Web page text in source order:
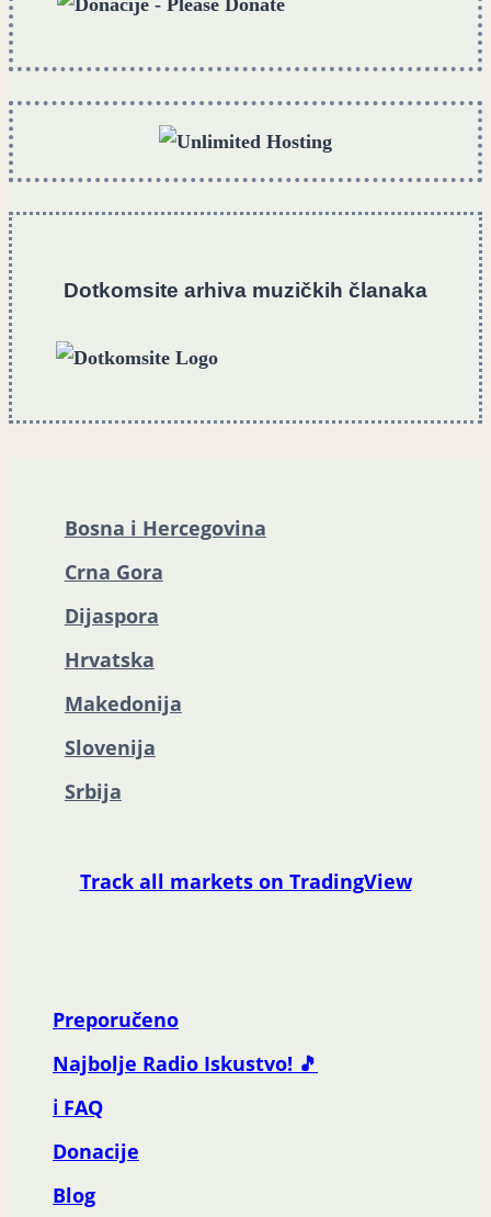
Dotkomsite arhiva muzičkih članaka
Bosna i Hercegovina
Crna Gora
Dijaspora
Hrvatska
Makedonija
Slovenija
Srbija
Track all markets on TradingView
Preporučeno
Najbolje Radio Iskustvo! 🎵
ℹ️ FAQ
Donacije
Blog